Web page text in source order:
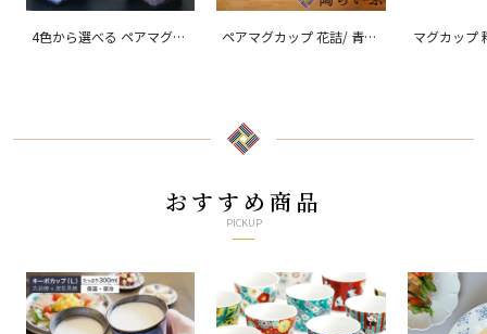
4色から選べる ペアマグカ
ペアマグカップ 花詰/ 青郊
マグカップ
おすすめ商品
PICKUP